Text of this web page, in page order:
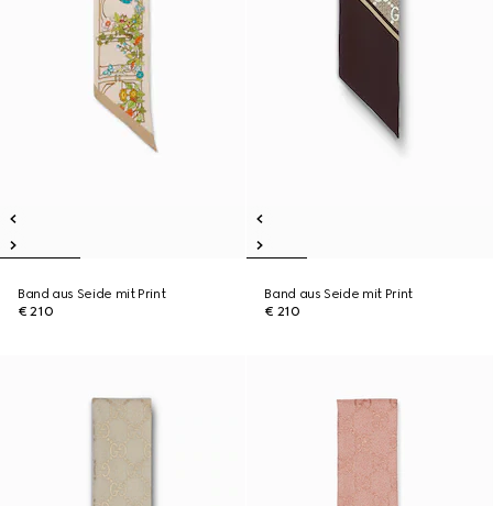
Band aus Seide mit Print
€ 210
Band aus Seide mit Print
€ 210